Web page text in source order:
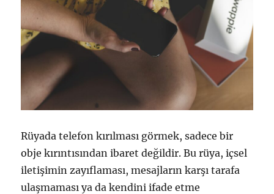
Rüyada telefon kırılması görmek, sadece bir
obje kırıntısından ibaret değildir. Bu rüya, içsel
iletişimin zayıflaması, mesajların karşı tarafa
ulaşmaması ya da kendini ifade etme